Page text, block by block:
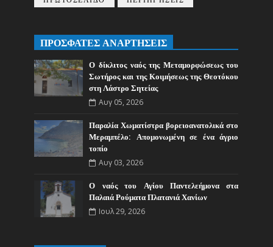
ΠΡΟΣΦΑΤΕΣ ΑΝΑΡΤΗΣΕΙΣ
Ο δίκλιτος ναός της Μεταμορφώσεως του
Σωτήρος και της Κοιμήσεως της Θεοτόκου
στη Λάστρο Σητείας
Αυγ 05, 2026
Παραλία Χωματίστρα βορειοανατολικά στο
Μεραμπέλο: Απομονωμένη σε ένα άγριο
τοπίο
Αυγ 03, 2026
Ο ναός του Αγίου Παντελεήμονα στα
Παλαιά Ρούματα Πλατανιά Χανίων
Ιουλ 29, 2026